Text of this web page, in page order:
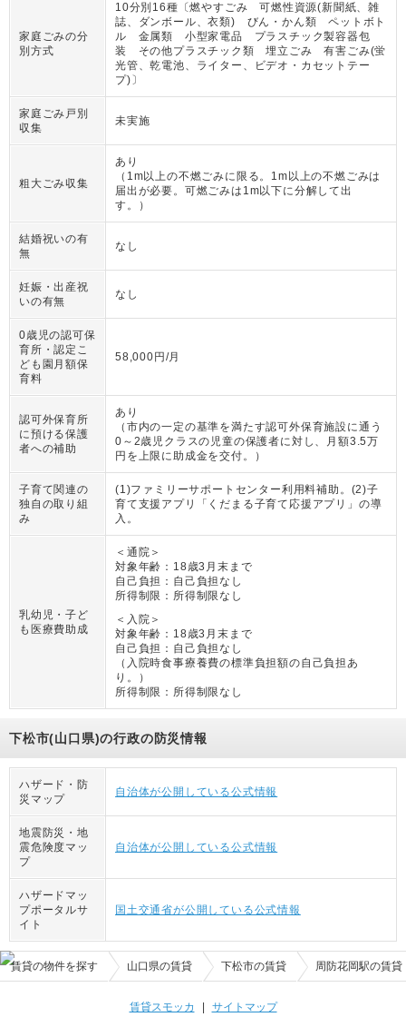
家庭ごみの分
別方式
10分別16種〔燃やすごみ 可燃性資源(新聞紙、雑
誌、ダンボール、衣類) びん・かん類 ペットボト
ル 金属類 小型家電品 プラスチック製容器包
装 その他プラスチック類 埋立ごみ 有害ごみ(蛍
光管、乾電池、ライター、ビデオ・カセットテー
プ)〕
家庭ごみ戸別
収集
未実施
粗大ごみ収集
あり
（ 1m以上の不燃ごみに限る。1m以上の不燃ごみは
届出が必要。可燃ごみは1m以下に分解して出
す。
）
結婚祝いの有
無
なし
妊娠・出産祝
いの有無
なし
0歳児の認可保
育所・認定こ
ども園月額保
育料
58,000円/月
認可外保育所
に預ける保護
者への補助
あり
（ 市内の一定の基準を満たす認可外保育施設に通う
0～2歳児クラスの児童の保護者に対し、月額3.5万
円を上限に助成金を交付。
）
子育て関連の
独自の取り組
み
(1)ファミリーサポートセンター利用料補助。(2)子
育て支援アプリ「くだまる子育て応援アプリ」の導
入。
乳幼児・子ど
も医療費助成
＜通院＞
対象年齢： 18歳3月末まで
自己負担： 自己負担なし
所得制限： 所得制限なし
＜入院＞
対象年齢： 18歳3月末まで
自己負担： 自己負担なし
（ 入院時食事療養費の標準負担額の自己負担あ
り。
）
所得制限： 所得制限なし
下松市(山口県)の行政の防災情報
ハザード・防
災マップ
自治体が公開している公式情報
地震防災・地
震危険度マッ
プ
自治体が公開している公式情報
ハザードマッ
プポータルサ
イト
国土交通省が公開している公式情報
賃貸の物件を探す 山口県の賃貸 下松市の賃貸 周防花岡駅の賃貸
賃貸スモッカ サイトマップ